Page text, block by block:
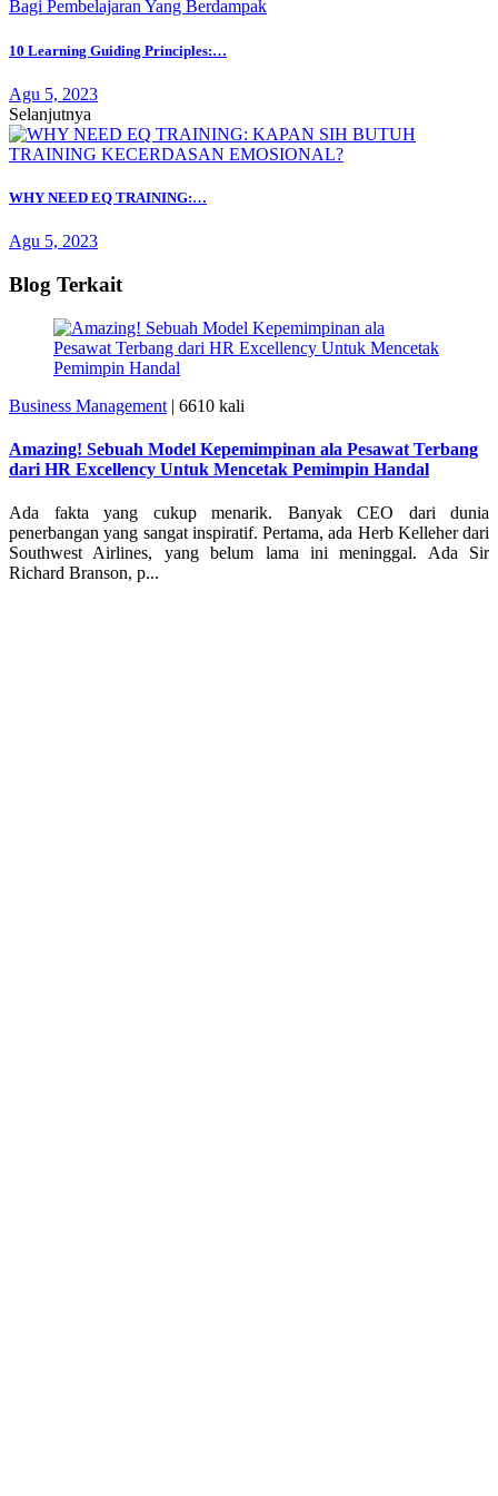
10 Learning Guiding Principles:…
Agu 5, 2023
Selanjutnya
WHY NEED EQ TRAINING:…
Agu 5, 2023
Blog Terkait
Business Management | 6610 kali
Amazing! Sebuah Model Kepemimpinan ala Pesawat Terbang
dari HR Excellency Untuk Mencetak Pemimpin Handal
Ada fakta yang cukup menarik. Banyak CEO dari dunia
penerbangan yang sangat inspiratif. Pertama, ada Herb Kelleher dari
Southwest Airlines, yang belum lama ini meninggal. Ada Sir
Richard Branson, p...